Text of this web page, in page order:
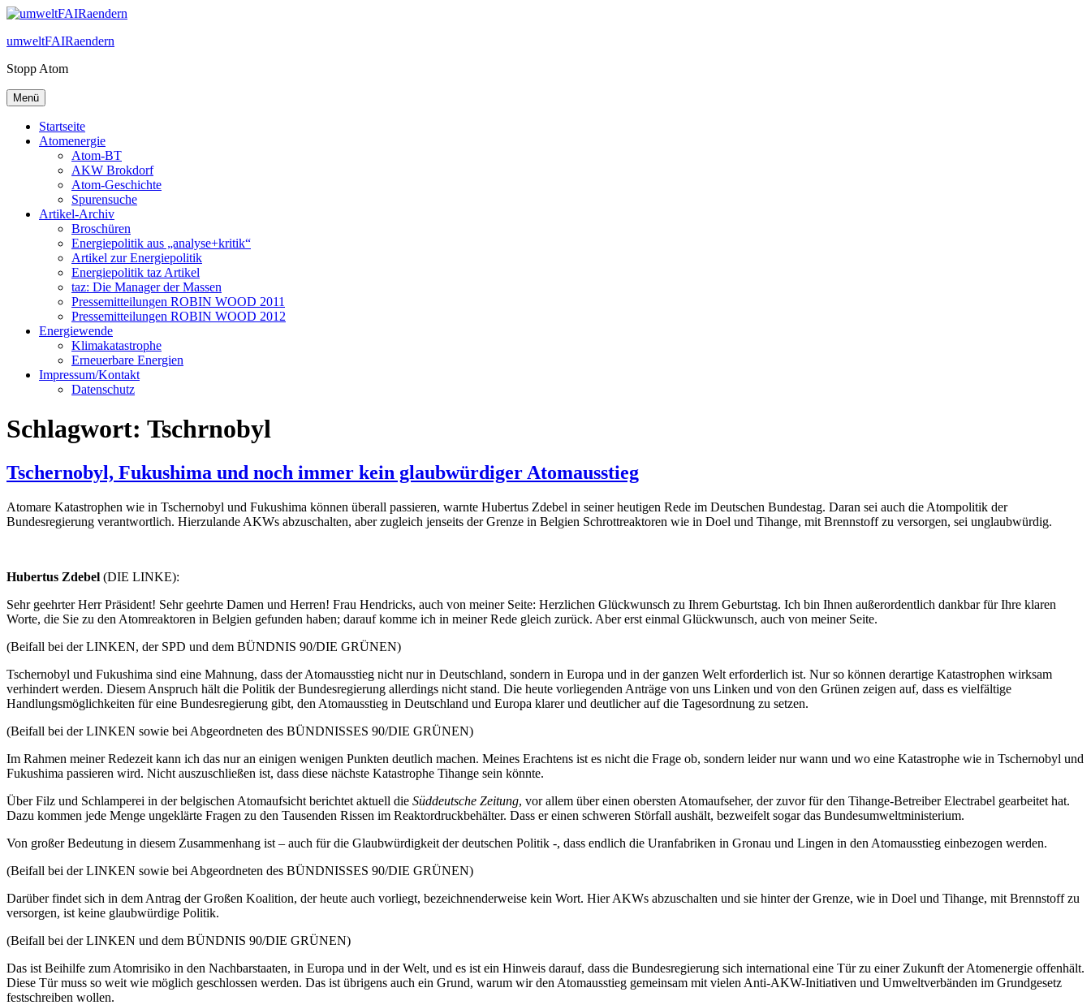
Zum
springen
umweltFAIRaendern
Stopp Atom
Menü
Startseite
Atomenergie
Atom-BT
AKW Brokdorf
Atom-Geschichte
Spurensuche
Artikel-Archiv
Broschüren
Energiepolitik aus „analyse+kritik“
Artikel zur Energiepolitik
Energiepolitik taz Artikel
taz: Die Manager der Massen
Pressemitteilungen ROBIN WOOD 2011
Pressemitteilungen ROBIN WOOD 2012
Energiewende
Klimakatastrophe
Erneuerbare Energien
Impressum/Kontakt
Datenschutz
Schlagwort: Tschrnobyl
Tschernobyl, Fukushima und noch immer kein glaubwürdiger Atomausstieg
Atomare Katastrophen wie in Tschernobyl und Fukushima können überall passieren, warnte Hubertus Zdebel in seiner heutigen Rede im Deutschen Bundestag. Daran sei auch die Atompolitik der
Bundesregierung verantwortlich. Hierzulande AKWs abzuschalten, aber zugleich jenseits der Grenze in Belgien Schrottreaktoren wie in Doel und Tihange, mit Brennstoff zu versorgen, sei unglaubwürdig.
Hubertus Zdebel (DIE LINKE):
Sehr geehrter Herr Präsident! Sehr geehrte Damen und Herren! Frau Hendricks, auch von meiner Seite: Herzlichen Glückwunsch zu Ihrem Geburtstag. Ich bin Ihnen außerordentlich dankbar für Ihre klaren
Worte, die Sie zu den Atomreaktoren in Belgien gefunden haben; darauf komme ich in meiner Rede gleich zurück. Aber erst einmal Glückwunsch, auch von meiner Seite.
(Beifall bei der LINKEN, der SPD und dem BÜNDNIS 90/DIE GRÜNEN)
Tschernobyl und Fukushima sind eine Mahnung, dass der Atomausstieg nicht nur in Deutschland, sondern in Europa und in der ganzen Welt erforderlich ist. Nur so können derartige Katastrophen wirksam
verhindert werden. Diesem Anspruch hält die Politik der Bundesregierung allerdings nicht stand. Die heute vorliegenden Anträge von uns Linken und von den Grünen zeigen auf, dass es vielfältige
Handlungsmöglichkeiten für eine Bundesregierung gibt, den Atomausstieg in Deutschland und Europa klarer und deutlicher auf die Tagesordnung zu setzen.
(Beifall bei der LINKEN sowie bei Abgeordneten des BÜNDNISSES 90/DIE GRÜNEN)
Im Rahmen meiner Redezeit kann ich das nur an einigen wenigen Punkten deutlich machen. Meines Erachtens ist es nicht die Frage ob, sondern leider nur wann und wo eine Katastrophe wie in Tschernobyl und
Fukushima passieren wird. Nicht auszuschließen ist, dass diese nächste Katastrophe Tihange sein könnte.
Über Filz und Schlamperei in der belgischen Atomaufsicht berichtet aktuell die Süddeutsche Zeitung, vor allem über einen obersten Atomaufseher, der zuvor für den Tihange-Betreiber Electrabel gearbeitet hat.
Dazu kommen jede Menge ungeklärte Fragen zu den Tausenden Rissen im Reaktordruckbehälter. Dass er einen schweren Störfall aushält, bezweifelt sogar das Bundesumweltministerium.
Von großer Bedeutung in diesem Zusammenhang ist – auch für die Glaubwürdigkeit der deutschen Politik -, dass endlich die Uranfabriken in Gronau und Lingen in den Atomausstieg einbezogen werden.
(Beifall bei der LINKEN sowie bei Abgeordneten des BÜNDNISSES 90/DIE GRÜNEN)
Darüber findet sich in dem Antrag der Großen Koalition, der heute auch vorliegt, bezeichnenderweise kein Wort. Hier AKWs abzuschalten und sie hinter der Grenze, wie in Doel und Tihange, mit Brennstoff zu
versorgen, ist keine glaubwürdige Politik.
(Beifall bei der LINKEN und dem BÜNDNIS 90/DIE GRÜNEN)
Das ist Beihilfe zum Atomrisiko in den Nachbarstaaten, in Europa und in der Welt, und es ist ein Hinweis darauf, dass die Bundesregierung sich international eine Tür zu einer Zukunft der Atomenergie offenhält.
Diese Tür muss so weit wie möglich geschlossen werden. Das ist übrigens auch ein Grund, warum wir den Atomausstieg gemeinsam mit vielen Anti-AKW-Initiativen und Umweltverbänden im Grundgesetz
festschreiben wollen.